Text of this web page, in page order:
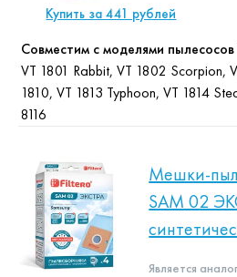
Купить за 441 рублей
Совместим с моделями пылесосов
VT 1801 Rabbit, VT 1802 Scorpion,
1810, VT 1813 Typhoon, VT 1814
8116
Мешки-
SAM 02
Является